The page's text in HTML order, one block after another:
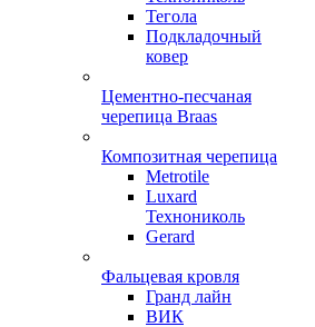
Тегола
Подкладочный
ковер
Цементно-песчаная
черепица Braas
Композитная черепица
Metrotile
Luxard
Технониколь
Gerard
Фальцевая кровля
Гранд лайн
ВИК